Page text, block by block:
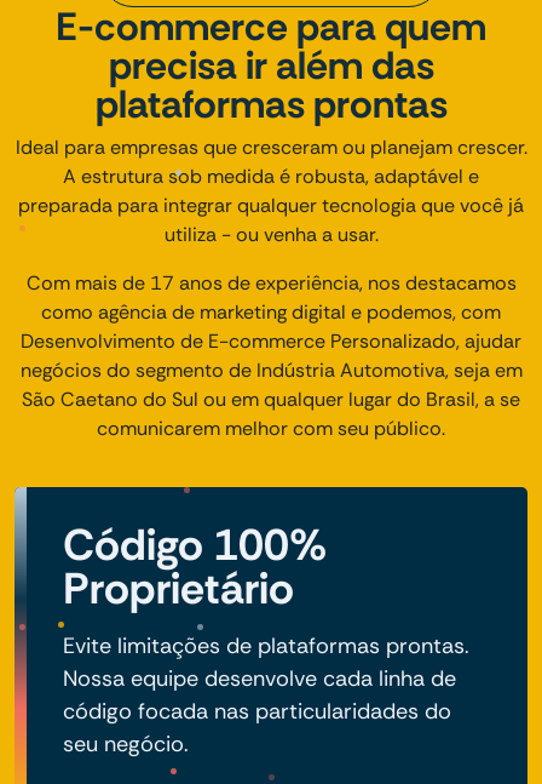
E-commerce para quem
precisa ir além das
plataformas prontas
Ideal para empresas que cresceram ou planejam crescer.
A estrutura sob medida é robusta, adaptável e
preparada para integrar qualquer tecnologia que você já
utiliza - ou venha a usar.
Com mais de 17 anos de experiência, nos destacamos
como agência de marketing digital e podemos, com
Desenvolvimento de E-commerce Personalizado, ajudar
negócios do segmento de Indústria Automotiva, seja em
São Caetano do Sul ou em qualquer lugar do Brasil, a se
comunicarem melhor com seu público.
Código 100%
Proprietário
Evite limitações de plataformas prontas.
Nossa equipe desenvolve cada linha de
código focada nas particularidades do
seu negócio.